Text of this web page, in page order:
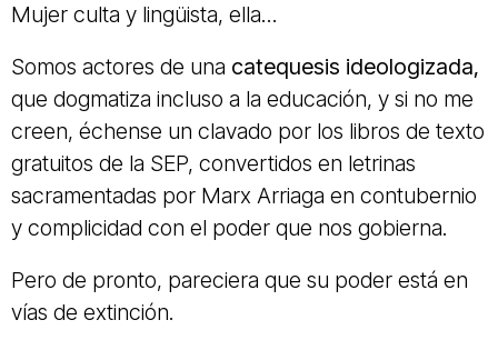
Mujer culta y lingüista, ella...
Somos actores de una catequesis ideologizada,
que dogmatiza incluso a la educación, y si no me
creen, échense un clavado por los libros de texto
gratuitos de la SEP, convertidos en letrinas
sacramentadas por Marx Arriaga en contubernio
y complicidad con el poder que nos gobierna.
Pero de pronto, pareciera que su poder está en
vías de extinción.